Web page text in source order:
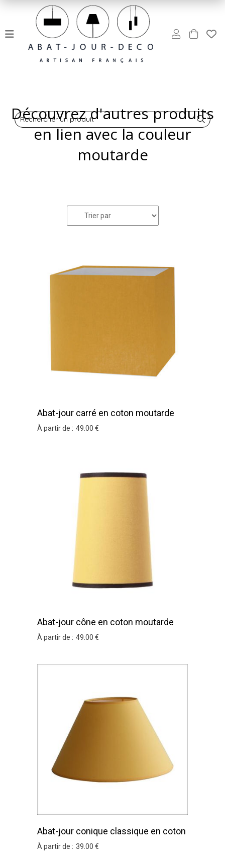
Rechercher un produit
Découvrez d'autres produits
en lien avec la couleur
moutarde
Abat-jour carré en coton moutarde
À partir de : 49 .00 €
Abat-jour cône en coton moutarde
À partir de : 49 .00 €
Abat-jour conique classique en coton
moutarde
À partir de : 39 .00 €